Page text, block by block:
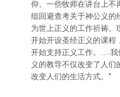
仰。一些牧师在讲台上不
组回避查考关于神公义的
为世上正义的工作祈祷。
开始开设圣经正义的课程
开始支持正义工作。……
义的教导不仅改变了人们
改变人们的生活方式。”